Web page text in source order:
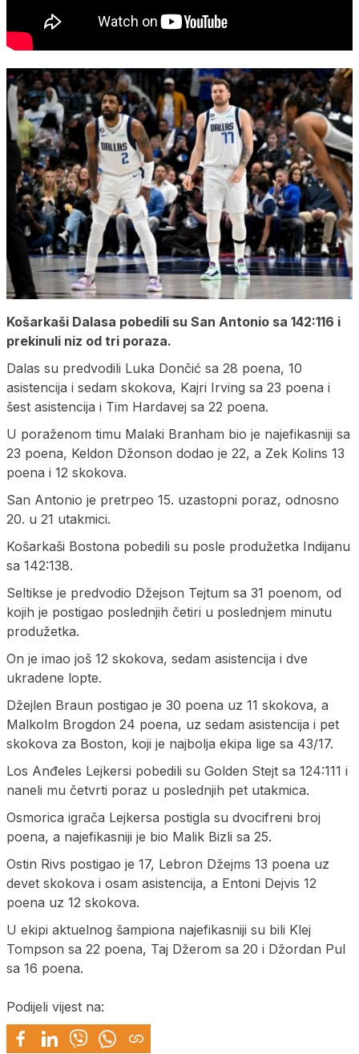
Košarkaši Dalasa pobedili su San Antonio sa 142:116 i
prekinuli niz od tri poraza.
Dalas su predvodili Luka Dončić sa 28 poena, 10
asistencija i sedam skokova, Kajri Irving sa 23 poena i
šest asistencija i Tim Hardavej sa 22 poena.
U poraženom timu Malaki Branham bio je najefikasniji sa
23 poena, Keldon Džonson dodao je 22, a Zek Kolins 13
poena i 12 skokova.
San Antonio je pretrpeo 15. uzastopni poraz, odnosno
20. u 21 utakmici.
Košarkaši Bostona pobedili su posle produžetka Indijanu
sa 142:138.
Seltikse je predvodio Džejson Tejtum sa 31 poenom, od
kojih je postigao poslednjih četiri u poslednjem minutu
produžetka.
On je imao još 12 skokova, sedam asistencija i dve
ukradene lopte.
Džejlen Braun postigao je 30 poena uz 11 skokova, a
Malkolm Brogdon 24 poena, uz sedam asistencija i pet
skokova za Boston, koji je najbolja ekipa lige sa 43/17.
Los Anđeles Lejkersi pobedili su Golden Stejt sa 124:111 i
naneli mu četvrti poraz u poslednjih pet utakmica.
Osmorica igrača Lejkersa postigla su dvocifreni broj
poena, a najefikasniji je bio Malik Bizli sa 25.
Ostin Rivs postigao je 17, Lebron Džejms 13 poena uz
devet skokova i osam asistencija, a Entoni Dejvis 12
poena uz 12 skokova.
U ekipi aktuelnog šampiona najefikasniji su bili Klej
Tompson sa 22 poena, Taj Džerom sa 20 i Džordan Pul
sa 16 poena.
Podijeli vijest na: